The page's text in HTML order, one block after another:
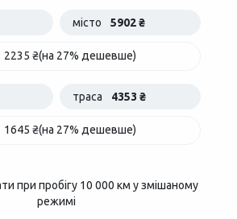
місто 5902 ₴
2235 ₴(на 27% дешевше)
траса 4353 ₴
1645 ₴(на 27% дешевше)
при пробігу 10 000 км у змішаному
режимі